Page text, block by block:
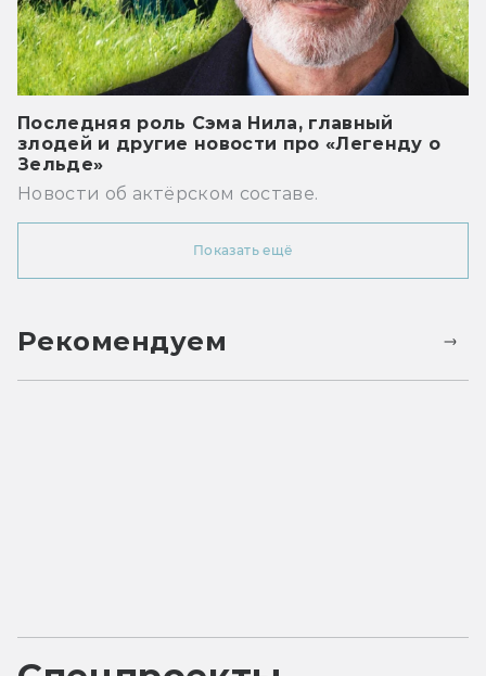
Последняя роль Сэма Нила, главный
злодей и другие новости про «Легенду о
Зельде»
Новости об актёрском составе.
Показать ещё
Рекомендуем